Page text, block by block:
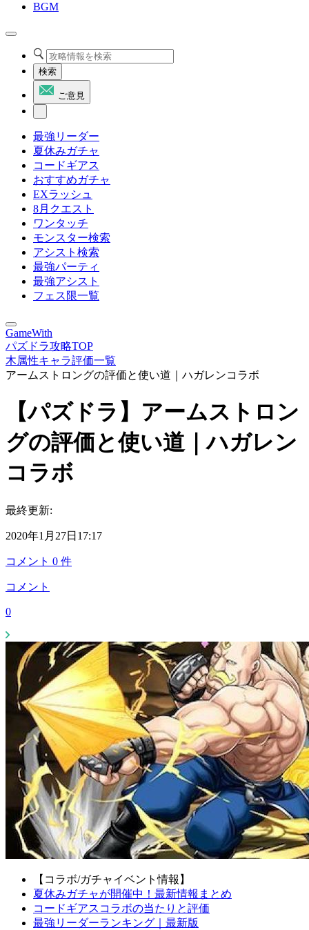
BGM
検索
ご意見
最強リーダー
夏休みガチャ
コードギアス
おすすめガチャ
EXラッシュ
8月クエスト
ワンタッチ
モンスター検索
アシスト検索
最強パーティ
最強アシスト
フェス限一覧
GameWith
パズドラ攻略TOP
木属性キャラ評価一覧
アームストロングの評価と使い道｜ハガレンコラボ
【パズドラ】アームストロン
グの評価と使い道｜ハガレン
コラボ
最終更新:
2020年1月27日17:17
コメント 0 件
コメント
0
【コラボ/ガチャイベント情報】
夏休みガチャが開催中！最新情報まとめ
コードギアスコラボの当たりと評価
最強リーダーランキング｜最新版